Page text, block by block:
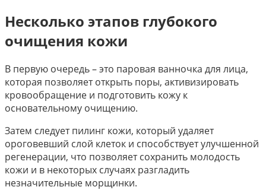
Несколько этапов глубокого
очищения кожи
В первую очередь – это паровая ванночка для лица,
которая позволяет открыть поры, активизировать
кровообращение и подготовить кожу к
основательному очищению.
Затем следует пилинг кожи, который удаляет
ороговевший слой клеток и способствует улучшенной
регенерации, что позволяет сохранить молодость
кожи и в некоторых случаях разгладить
незначительные морщинки.